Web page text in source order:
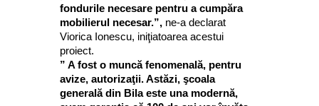
fondurile necesare pentru a cumpăra
mobilierul necesar.”, ne-a declarat
Viorica Ionescu, iniţiatoarea acestui
proiect.
” A fost o muncă fenomenală, pentru
avize, autorizaţii. Astăzi, şcoala
generală din Bila este una modernă,